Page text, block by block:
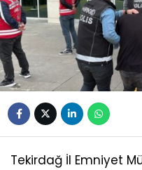
Tekirdağ İl Emniyet